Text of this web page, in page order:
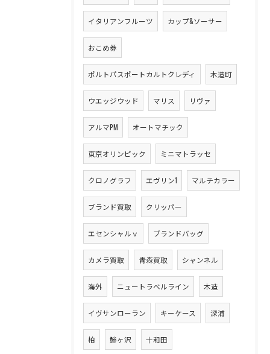
イタリアンフルーツ カップ&ソーサー
おこめ券
ポルトパスポートカルトクレディ 木造町
ウエッジウッド マリス リヴァ
アルマPM オートマチック
東京オリンピック ミニマトラッセ
クロノグラフ エヴリン1 マルチカラー
ブランド買取 クリッパー
エセンシャルｖ ブランドバッグ
カメラ買取 青森買取 シャンネル
海外 ニュートラベルライン 木造
イヴサンローラン キーケース 深浦
柏 鯵ヶ沢 十和田